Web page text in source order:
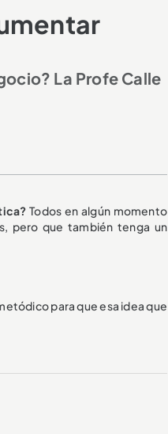
La Profe Calle
Todos en algún momento
pero que también tenga un
para que esa idea que